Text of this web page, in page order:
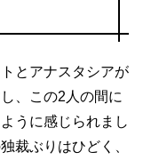
とアナスタシアが
、この2人の間に
うに感じられまし
裁ぶりはひどく、